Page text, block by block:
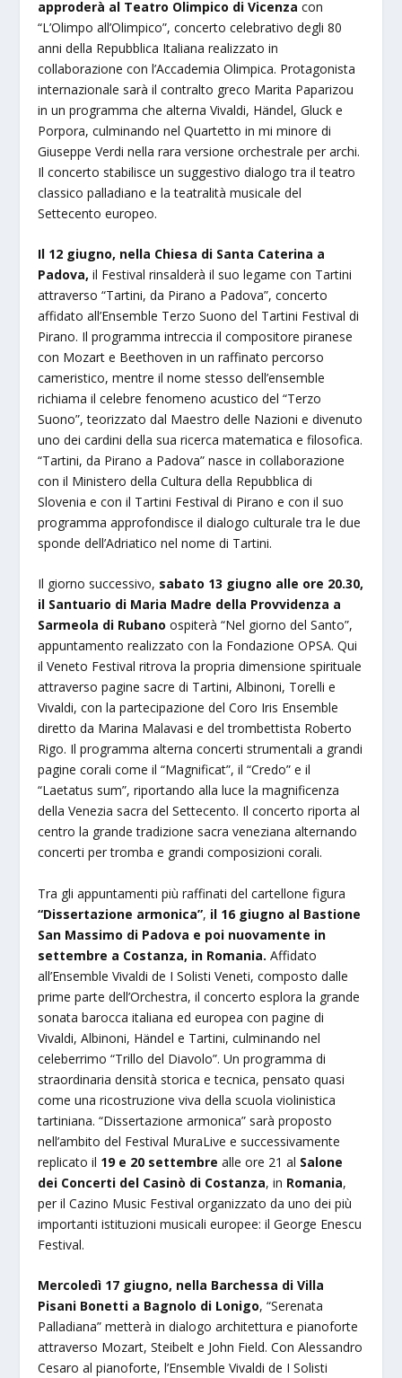
approderà al Teatro Olimpico di Vicenza con
“L’Olimpo all’Olimpico”, concerto celebrativo degli 80
anni della Repubblica Italiana realizzato in
collaborazione con l’Accademia Olimpica. Protagonista
internazionale sarà il contralto greco Marita Paparizou
in un programma che alterna Vivaldi, Händel, Gluck e
Porpora, culminando nel Quartetto in mi minore di
Giuseppe Verdi nella rara versione orchestrale per archi.
Il concerto stabilisce un suggestivo dialogo tra il teatro
classico palladiano e la teatralità musicale del
Settecento europeo.
Il 12 giugno, nella Chiesa di Santa Caterina a
Padova,il Festival rinsalderà il suo legame con Tartini
attraverso “Tartini, da Pirano a Padova”, concerto
affidato all’Ensemble Terzo Suono del Tartini Festival di
Pirano. Il programma intreccia il compositore piranese
con Mozart e Beethoven in un raffinato percorso
cameristico, mentre il nome stesso dell’ensemble
richiama il celebre fenomeno acustico del “Terzo
Suono”, teorizzato dal Maestro delle Nazioni e divenuto
uno dei cardini della sua ricerca matematica e filosofica.
“Tartini, da Pirano a Padova” nasce in collaborazione
con il Ministero della Cultura della Repubblica di
Slovenia e con il Tartini Festival di Pirano e con il suo
programma approfondisce il dialogo culturale tra le due
sponde dell’Adriatico nel nome di Tartini.
Il giorno successivo, sabato 13 giugno alle ore 20.30,
il Santuario di Maria Madre della Provvidenza a
Sarmeola di Rubanoospiterà “Nel giorno del Santo”,
appuntamento realizzato con la Fondazione OPSA. Qui
il Veneto Festival ritrova la propria dimensione spirituale
attraverso pagine sacre di Tartini, Albinoni, Torelli e
Vivaldi, con la partecipazione del Coro Iris Ensemble
diretto da Marina Malavasi e del trombettista Roberto
Rigo. Il programma alterna concerti strumentali a grandi
pagine corali come il “Magnificat”, il “Credo” e il
“Laetatus sum”, riportando alla luce la magnificenza
della Venezia sacra del Settecento. Il concerto riporta al
centro la grande tradizione sacra veneziana alternando
concerti per tromba e grandi composizioni corali.
Tra gli appuntamenti più raffinati del cartellone figura
“Dissertazione armonica”, il 16 giugno al Bastione
San Massimo di Padova e poi nuovamente in
settembre a Costanza, in Romania.Affidato
all’Ensemble Vivaldi de I Solisti Veneti, composto dalle
prime parte dell’Orchestra, il concerto esplora la grande
sonata barocca italiana ed europea con pagine di
Vivaldi, Albinoni, Händel e Tartini, culminando nel
celeberrimo “Trillo del Diavolo”. Un programma di
straordinaria densità storica e tecnica, pensato quasi
come una ricostruzione viva della scuola violinistica
tartiniana. “Dissertazione armonica” sarà proposto
nell’ambito del Festival MuraLive e successivamente
replicato il 19 e 20 settembre alle ore 21 al Salone
dei Concerti del Casinò di Costanza, in Romania,
per il Cazino Music Festival organizzato da uno dei più
importanti istituzioni musicali europee: il George Enescu
Festival.
Mercoledì 17 giugno, nella Barchessa di Villa
Pisani Bonetti a Bagnolo di Lonigo, “Serenata
Palladiana” metterà in dialogo architettura e pianoforte
attraverso Mozart, Steibelt e John Field. Con Alessandro
Cesaro al pianoforte, l’Ensemble Vivaldi de I Solisti